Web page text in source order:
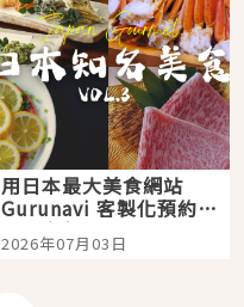
用日本最大美食網站
Gurunavi 客製化預約九
大都市餐廳，打造專屬
美食體驗！
2026年07月03日